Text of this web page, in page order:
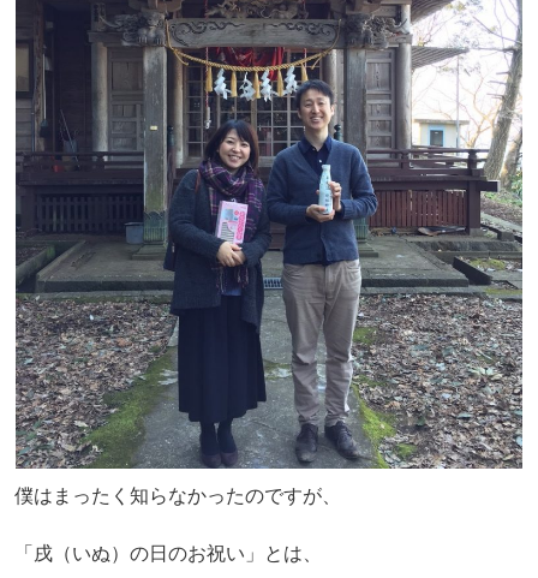
僕はまったく知らなかったのですが、
「戌（いぬ）の日のお祝い」とは、